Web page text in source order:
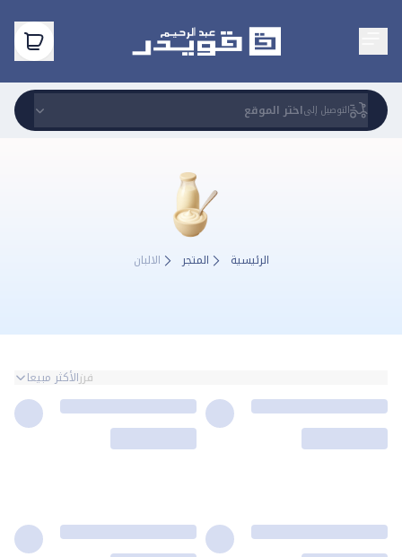
التوصيل إلىاختر الموقع
الرئيسية المتجر الالبان
الالبان
فرزالأكثر مبيعا